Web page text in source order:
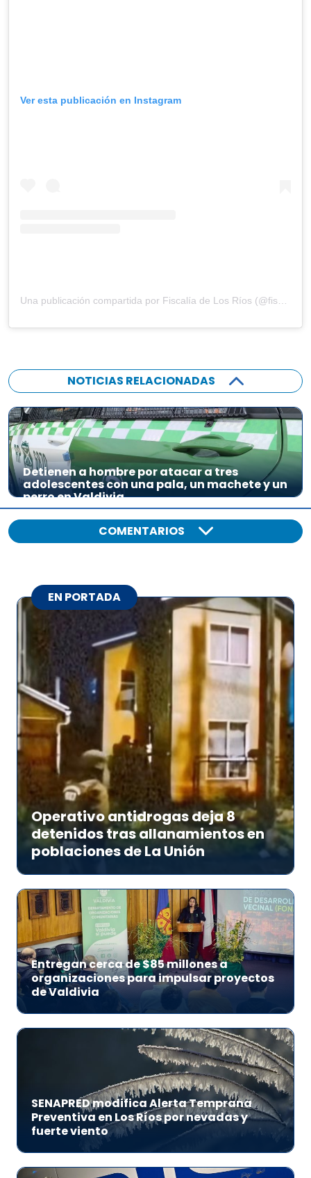
Ver esta publicación en Instagram
NOTICIAS RELACIONADAS
Detienen a hombre por atacar a tres
adolescentes con una pala, un machete y un
perro en Valdivia
COMENTARIOS
EN PORTADA
Operativo antidrogas deja 8
detenidos tras allanamientos en
poblaciones de La Unión
Entregan cerca de $85 millones a
organizaciones para impulsar proyectos
de Valdivia
SENAPRED modifica Alerta Temprana
Preventiva en Los Ríos por nevadas y
fuerte viento